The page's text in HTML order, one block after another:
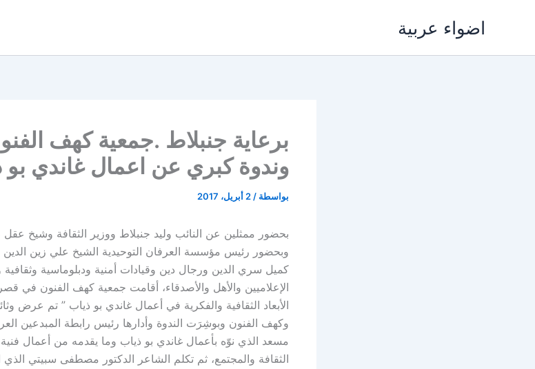
اضواء عربية
برعاية جنبلاط .جمعية كهف
وندوة كبري عن اعمال غاندي بو
بواسطة / 2 أبريل، 2017
بحضور ممثلين عن النائب وليد جنبلاط ووزير الثقافة وشيخ عقل
وبحضور رئيس مؤسسة العرفان التوحيدية الشيخ علي زين الدين
كميل سري الدين ورجال دين وقيادات أمنية ودبلوماسية وثقافية
الإعلاميين والأهل والأصدقاء، أقامت جمعية كهف الفنون في قصر
الأبعاد الثقافية والفكرية في أعمال غاندي بو ذياب ” تم عرض
وكهف الفنون وبوشِرَت الندوة وأدارها رئيس رابطة المبدعين
مسعد الذي نوّه بأعمال غاندي بو ذياب وما يقدمه من أعمال فنية
الثقافة والمجتمع، ثم تكلم الشاعر الدكتور مصطفى سبيتي